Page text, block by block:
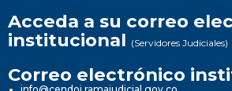
Acceda a su correo
institucional (Servidores Judiciales)
Correo electrónico